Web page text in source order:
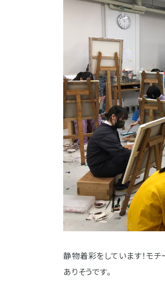
静物着彩をしています！モ
ありそうです。